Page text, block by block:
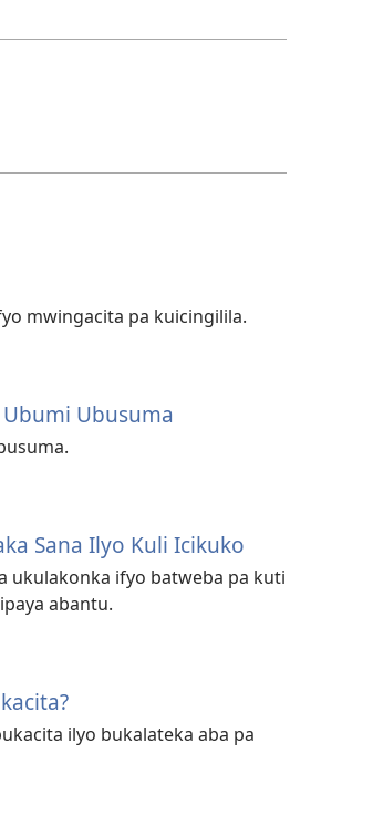
amavidio
mwingacita pa kuicingilila.
Ubusuma
Sana Ilyo Kuli Icikuko
ukulakonka ifyo batweba pa kuti
abantu.
ilyo bukalateka aba pa